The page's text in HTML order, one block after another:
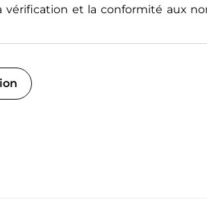
vérification et la conformité aux